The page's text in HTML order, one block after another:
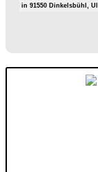
in 91550 Dinkelsbühl,